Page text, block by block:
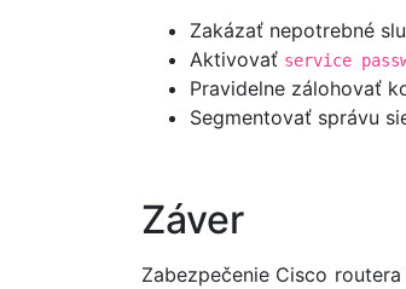
Zakázať nepotrebné
Aktivovať service
Pravidelne zálohovať
Segmentovať správu
Záver
Zabezpečenie Cisco